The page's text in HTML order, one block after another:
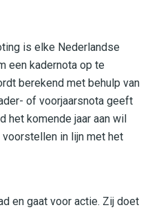
is elke Nederlandse
een kadernota op te
berekend met behulp van
of voorjaarsnota geeft
het komende jaar aan wil
in lijn met het
en gaat voor actie. Zij doet